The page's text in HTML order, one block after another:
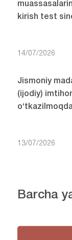
kirish test
14/07/2026
Jismoniy
(ijodiy)
13/07/2026
Barcha